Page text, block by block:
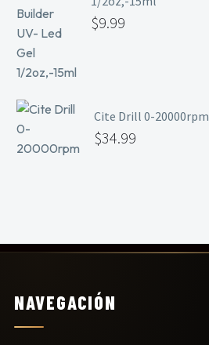
$9.99
Cite Drill 0-20000rpm
$34.99
NAVEGACIÓN